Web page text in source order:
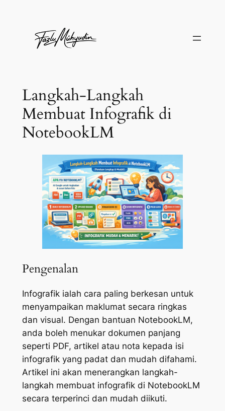
Langkah-Langkah
Membuat Infografik di
NotebookLM
Pengenalan
Infografik ialah cara paling berkesan untuk
menyampaikan maklumat secara ringkas
dan visual. Dengan bantuan NotebookLM,
anda boleh menukar dokumen panjang
seperti PDF, artikel atau nota kepada isi
infografik yang padat dan mudah difahami.
Artikel ini akan menerangkan langkah-
langkah membuat infografik di NotebookLM
secara terperinci dan mudah diikuti.